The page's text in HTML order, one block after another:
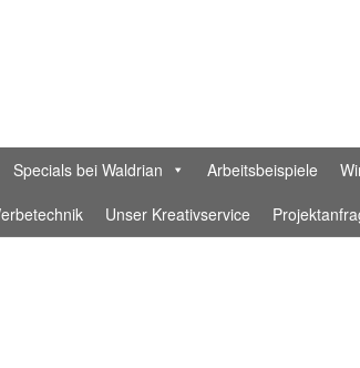
Specials bei Waldrian Arbeitsbeispiele
Unser Kreativservice
Ein Fahnenband